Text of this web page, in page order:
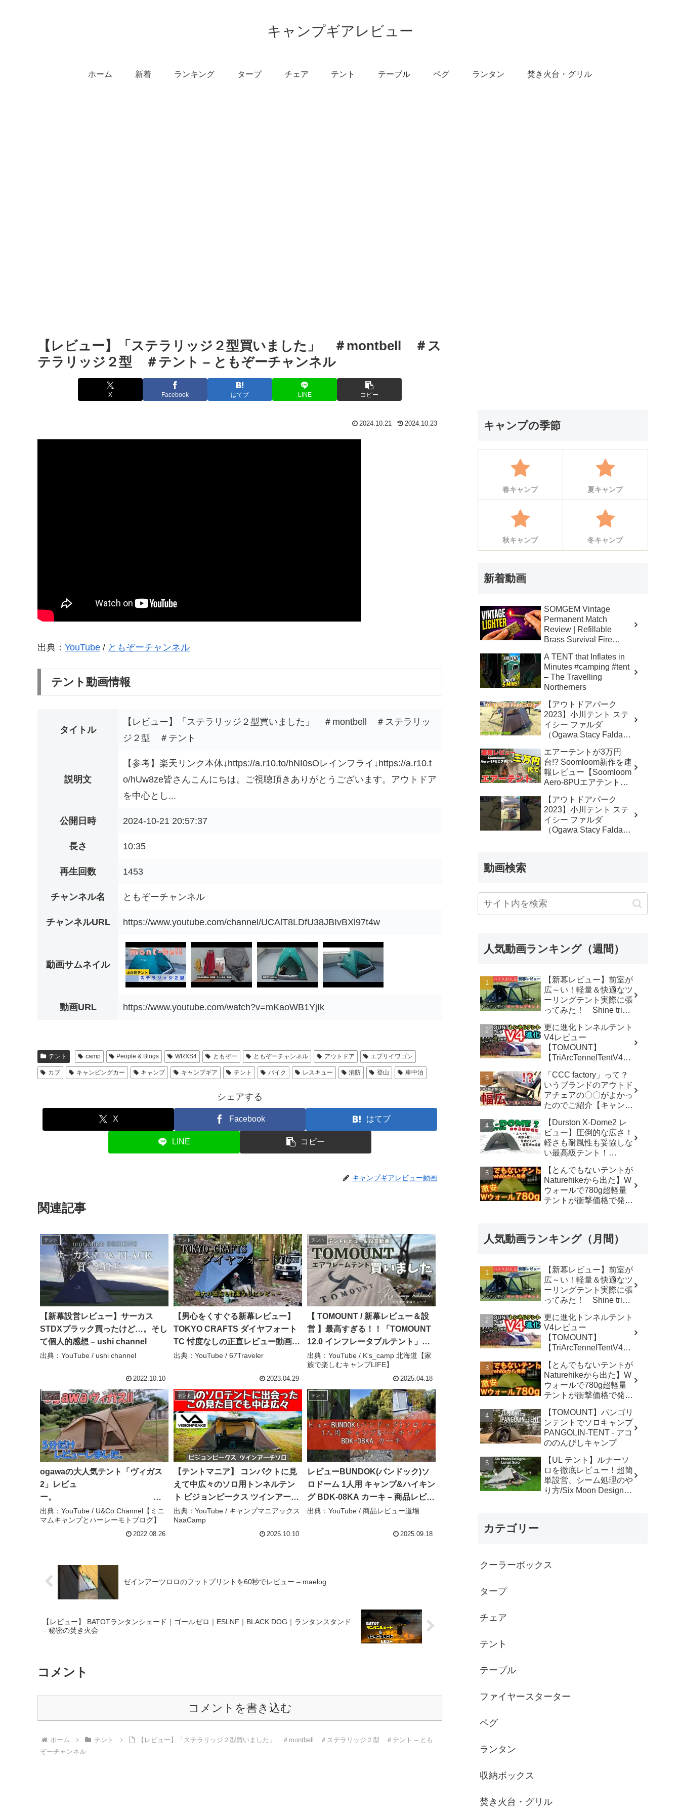
キャンプギアレビュー
ホーム 新着 ランキング タープ チェア テント テーブル ペグ ランタン 焚き火台・グリル
【レビュー】「ステラリッジ２型買いました」 ＃montbell ＃ス
テラリッジ２型 ＃テント – ともぞーチャンネル
X Facebook はてブ LINE コピー
2024.10.21 2024.10.23
出典： YouTube / ともぞーチャンネル
テント動画情報
タイトル
【レビュー】「ステラリッジ２型買いました」 ＃montbell ＃ステラリッ
ジ２型 ＃テント
説明文
【参考】楽天リンク本体↓https://a.r10.to/hNI0sOレインフライ↓https://a.r10.t
o/hUw8ze皆さんこんにちは。ご視聴頂きありがとうございます。アウトドア
を中心とし...
公開日時 2024-10-21 20:57:37
長さ 10:35
再生回数 1453
チャンネル名 ともぞーチャンネル
チャンネルURL https://www.youtube.com/channel/UCAlT8LDfU38JBIvBXl97t4w
動画サムネイル
動画URL https://www.youtube.com/watch?v=mKaoWB1YjIk
テント camp People & Blogs WRXS4 ともぞー ともぞーチャンネル アウトドア エブリイワゴン
カブ キャンピングカー キャンプ キャンプギア テント バイク レスキュー 消防 登山 車中泊
シェアする
X Facebook はてブ
LINE コピー
キャンプギアレビュー動画
関連記事
テント
【新幕設営レビュー】サーカス
STDXブラック買ったけど…。そし
て個人的感想 – ushi channel
出典：YouTube / ushi channel
2022.10.10
テント
【男心をくすぐる新幕レビュー】
TOKYO CRAFTS ダイヤフォート
TC 忖度なしの正直レビュー動画
概要欄に評価のまとめを記載して
出典：YouTube / 67Traveler
2023.04.29
テント
【 TOMOUNT / 新幕レビュー＆設
営 】最高すぎる！！「TOMOUNT
12.0 インフレータブルテント」購
入・設営してみました！ ～ ＃47
TOMOUNT 12.0 Air Tent –
K’s_camp 北海道【家族で楽しむ
キャンプLIFE】
出典：YouTube / K's_camp 北海道【家
族で楽しむキャンプLIFE】
2025.04.18
テント
ogawaの大人気テント「ヴィガス
2」レビュ
ー。
お
がわ・小川・ヴィガスii・ビガス –
出典：YouTube / U&Co.Channel【ミニ
マムキャンプとハーレーモトブログ】
2022.08.26
テント
【テントマニア】 コンパクトに見
えて中広々のソロ用トンネルテン
ト ビジョンピークス ツインアーチ
ソロ – キャンプマニアックス
NaaCamp
出典：YouTube / キャンプマニアックス
NaaCamp
2025.10.10
テント
レビューBUNDOK(バンドック)ソ
ロドーム 1人用 キャンプ&ハイキン
グ BDK-08KA カーキ – 商品レビュ
ー道場
出典：YouTube / 商品レビュー道場
2025.09.18
ゼインアーツロロのフットプリントを60秒でレビュー – maelog
【レビュー】 BATOTランタンシェード｜ゴールゼロ｜ESLNF｜BLACK DOG｜ランタンスタンド
– 秘密の焚き火会
コメント
コメントを書き込む
ホーム テント
【レビュー】「ステラリッジ２型買いました」 ＃montbell ＃ステラリッジ２型 ＃テント – とも
ぞーチャンネル
キャンプの季節
春キャンプ 夏キャンプ
秋キャンプ 冬キャンプ
新着動画
SOMGEM Vintage
Permanent Match
Review | Refillable
Brass Survival Fire
Honest Reviews
A TENT that Inflates in
Minutes #camping #tent
– The Travelling
Northerners
【アウトドアパーク
2023】小川テント ステ
イシー ファルダ
（Ogawa Stacy Falda）
akoakoa
エアーテントが3万円
台!? Soomloom新作を速
報レビュー【Soomloom
Aero-8PUエアテント】
ロキャンプで焚き火とラ
ンタン】
【アウトドアパーク
2023】小川テント ステ
イシー ファルダ
（Ogawa Stacy Falda）
動画検索
人気動画ランキング（週間）
【新幕レビュー】前室が
広～い！軽量＆快適なツ
ーリングテント実際に張
ってみた！ Shine trip
な気分
更に進化トンネルテント
V4レビュー
【TOMOUNT】
【TriArcTennelTentV4】
カ】
「CCC factory」って？
いうブランドのアウトド
アチェアの〇〇がよかっ
たのでご紹介【キャンプ
プ
【Durston X-Dome2 レ
ビュー】圧倒的な広さ！
軽さも耐風性も妥協しな
い最高級テント！
ダーストン ＃xdome1
#xdome2 #テント -
Yellowknife
Outdoorshop【イエロー
【とんでもないテントが
Naturehikeから出た】W
ウォールで780g超軽量
テントが衝撃価格で発売
【アウトドア】#855 -
人気動画ランキング（月間）
【新幕レビュー】前室が
広～い！軽量＆快適なツ
ーリングテント実際に張
ってみた！ Shine trip
な気分
更に進化トンネルテント
V4レビュー
【TOMOUNT】
【TriArcTennelTentV4】
カ】
【とんでもないテントが
Naturehikeから出た】W
ウォールで780g超軽量
テントが衝撃価格で発売
解説の保存版【ULギ
ア】【キャンプ道具】
【アウトドア】#855 -
Hurricane Camp / ハリケ
ーンキャンプ
【TOMOUNT】パンゴリ
ンテントでソロキャンプ
PANGOLIN-TENT - アコ
ののんびしキャンプ
【UL テント】ルナーソ
ロを徹底レビュー！超簡
単設営、シーム処理のや
り方/Six Moon Designs
カテゴリー
クーラーボックス
タープ
チェア
テント
テーブル
ファイヤースターター
ペグ
ランタン
収納ボックス
焚き火台・グリル